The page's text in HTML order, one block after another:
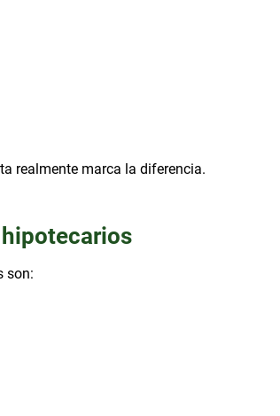
realmente marca la diferencia.
son: